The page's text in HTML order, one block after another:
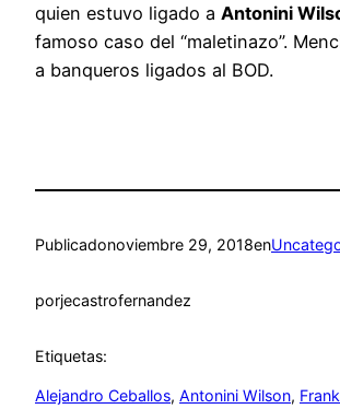
quien estuvo ligado a Antonini
famoso caso del “maletinazo”.
a banqueros ligados al BOD.
Publicadonoviembre 29, 2018en
porjecastrofernandez
Etiquetas:
Alejandro Ceballos, Antonini Wilson,